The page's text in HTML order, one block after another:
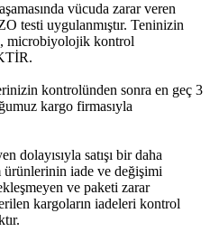
vücuda zarar veren
testi uygulanmıştır. Teninizin
microbiyolojik kontrol
kontrolünden sonra en geç 3
kargo firmasıyla
dolayısıyla satışı bir daha
iade ve değişimi
ve paketi zarar
kargoların iadeleri kontrol